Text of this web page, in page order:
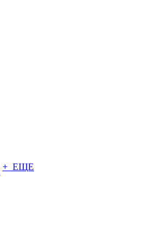
+ ЕЩЕ